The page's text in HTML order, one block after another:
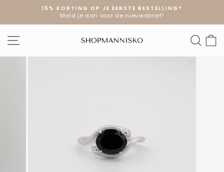
artikel
Diavoorstelling
15% KORTING OP JE EERSTE BESTELLING?
Meld je aan voor de nieuwsbrief!
SITE NAVIGATIE